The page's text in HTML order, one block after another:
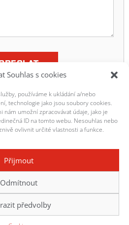
Souhlas s cookies
používáme k ukládání a/nebo
technologie jako jsou soubory cookies.
umožní zpracovávat údaje, jako je
ID na tomto webu. Nesouhlas nebo
ovlivnit určité vlastnosti a funkce.
Přijmout
Odmítnout
předvolby
PODMÍNKY
PM-TECH s.r.o.